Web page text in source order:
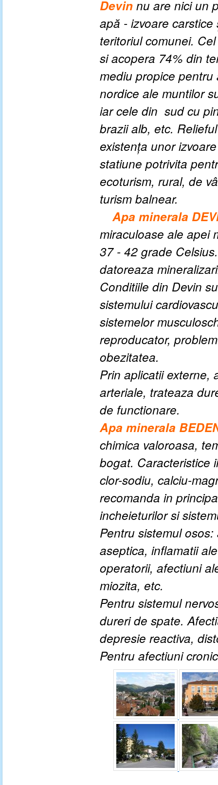
Devin nu are nici un
apă - izvoare carstice
teritoriul comunei.
si acopera 74% din
mediu propice pentru
nordice ale muntilor
iar cele din sud cu
brazii alb, etc.
existenţa unor
statiune potrivita
ecoturism, rural, de
turism balnear.
Apa minerala
miraculoase ale apei
37 - 42 grade
datoreaza
Conditiile din Devin
sistemului
sistemelor
reproducator,
obezitatea.
Prin aplicatii externe,
arteriale, trateaza
de functionare.
Apa minerala
chimica valoroasa,
bogat. Caracteristice
clor-sodiu, calciu-
recomanda in
incheieturilor si
Pentru sistemul
aseptica, inflamatii
operatorii, afectiuni
miozita, etc.
Pentru sistemul
dureri de spate.
depresie reactiva,
Pentru afectiuni